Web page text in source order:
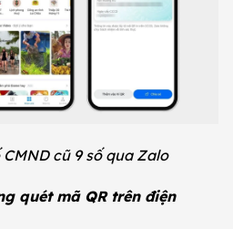
cũ 9 số qua Zalo
quét mã QR trên điện